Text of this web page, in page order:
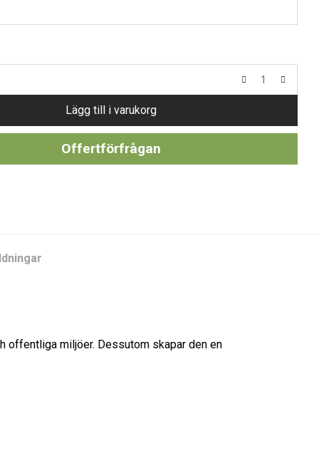
Lägg till i varukorg
Offertförfrågan
offentliga miljöer. Dessutom skapar den en